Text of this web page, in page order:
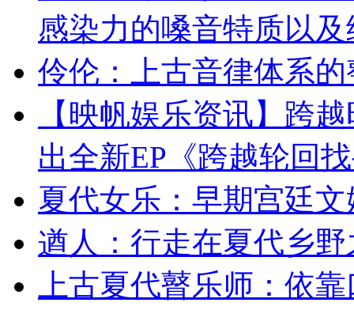
感染力的嗓音特质以
伶伦：上古音律体系
【映帆娱乐资讯】跨
出全新EP《跨越轮回
夏代女乐：早期宫廷
遒人：行走在夏代乡
上古夏代瞽乐师：依